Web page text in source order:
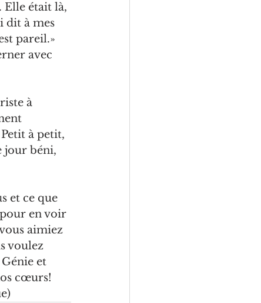
Elle était là,
dit à mes
pareil.»
avec
à
à petit,
jour béni,
et ce que
en voir
aimiez
voulez
et
cœurs!
)